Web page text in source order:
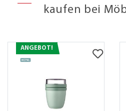
kaufen bei
ANGEBOT!